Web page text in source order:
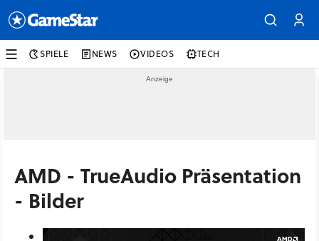
SPIELE NEWS VIDEOS TECH
AMD - TrueAudio Präsentation
- Bilder